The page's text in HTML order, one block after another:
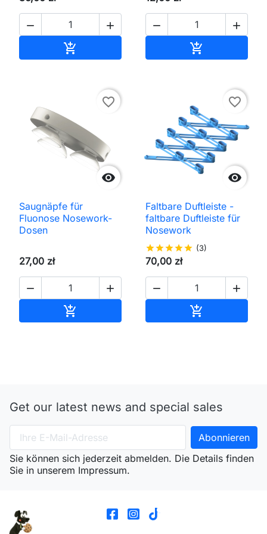
 

 


favorite_border
Saugnäpfe für
Fluonose Nosework-
Dosen
27,00 zł
 


favorite_border
Faltbare Duftleiste -
faltbare Duftleiste für
Nosework
starstarstarstarstar (3)
70,00 zł
 

Get our latest news and special sales
Sie können sich jederzeit abmelden. Die Details finden
Sie in unserem Impressum.